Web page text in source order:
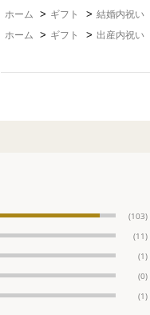
ホーム
> ギフト > 結婚内祝い
ホーム
> ギフト > 出産内祝い
(103)
(11)
(1)
(0)
(1)